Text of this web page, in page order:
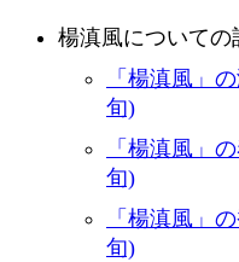
楊滇風についての
「楊滇風」
旬)
「楊滇風」
旬)
「楊滇風」
旬)